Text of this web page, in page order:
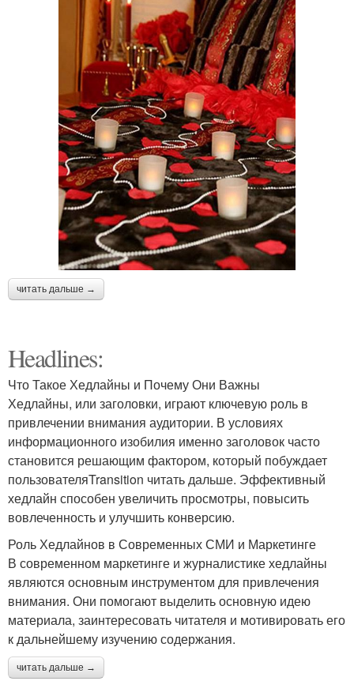
читать дальше →
Headlines:
Что Такое Хедлайны и Почему Они Важны
Хедлайны, или заголовки, играют ключевую роль в
привлечении внимания аудитории. В условиях
информационного изобилия именно заголовок часто
становится решающим фактором, который побуждает
пользователяTransition читать дальше. Эффективный
хедлайн способен увеличить просмотры, повысить
вовлеченность и улучшить конверсию.
Роль Хедлайнов в Современных СМИ и Маркетинге
В современном маркетинге и журналистике хедлайны
являются основным инструментом для привлечения
внимания. Они помогают выделить основную идею
материала, заинтересовать читателя и мотивировать его
к дальнейшему изучению содержания.
читать дальше →